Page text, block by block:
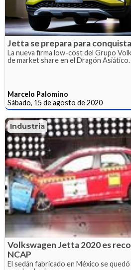
Jetta se prepara para
La nueva firma low-cost del Grupo
de market share en el Dragón Asiático.
Marcelo Palomino
Sábado, 15 de agosto de 2020
Industria
Volkswagen Jetta 2020 es
NCAP
El sedán fabricado en México se